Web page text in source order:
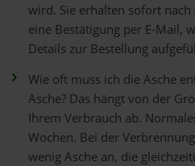
wird. Sie erhalten sofort
eine Bestätigung per E-Mail,
Details zur Bestellung
Wie oft muss ich die Asche
Asche? Das hängt von der
Ihrem Verbrauch ab.
Wochen. Bei der
wenig Asche an, die